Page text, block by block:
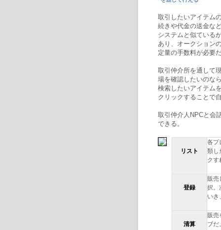
取引したいアイテム
続きや代金の送金な
システムと似ている
あり、オークション
定量の手数料が必要
取引仲介所を通して
場を確認したいのな
検索したいアイテム
クリックすることで
取引仲介人NPCと会
できる。
リスト
各プ
類し
クす
登録
販売
択。
いき
清算
販売
ブだ